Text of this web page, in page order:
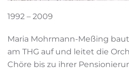
1992 – 2009
Maria Mohrmann-Meßing
am THG auf und leitet die
Chöre bis zu ihrer